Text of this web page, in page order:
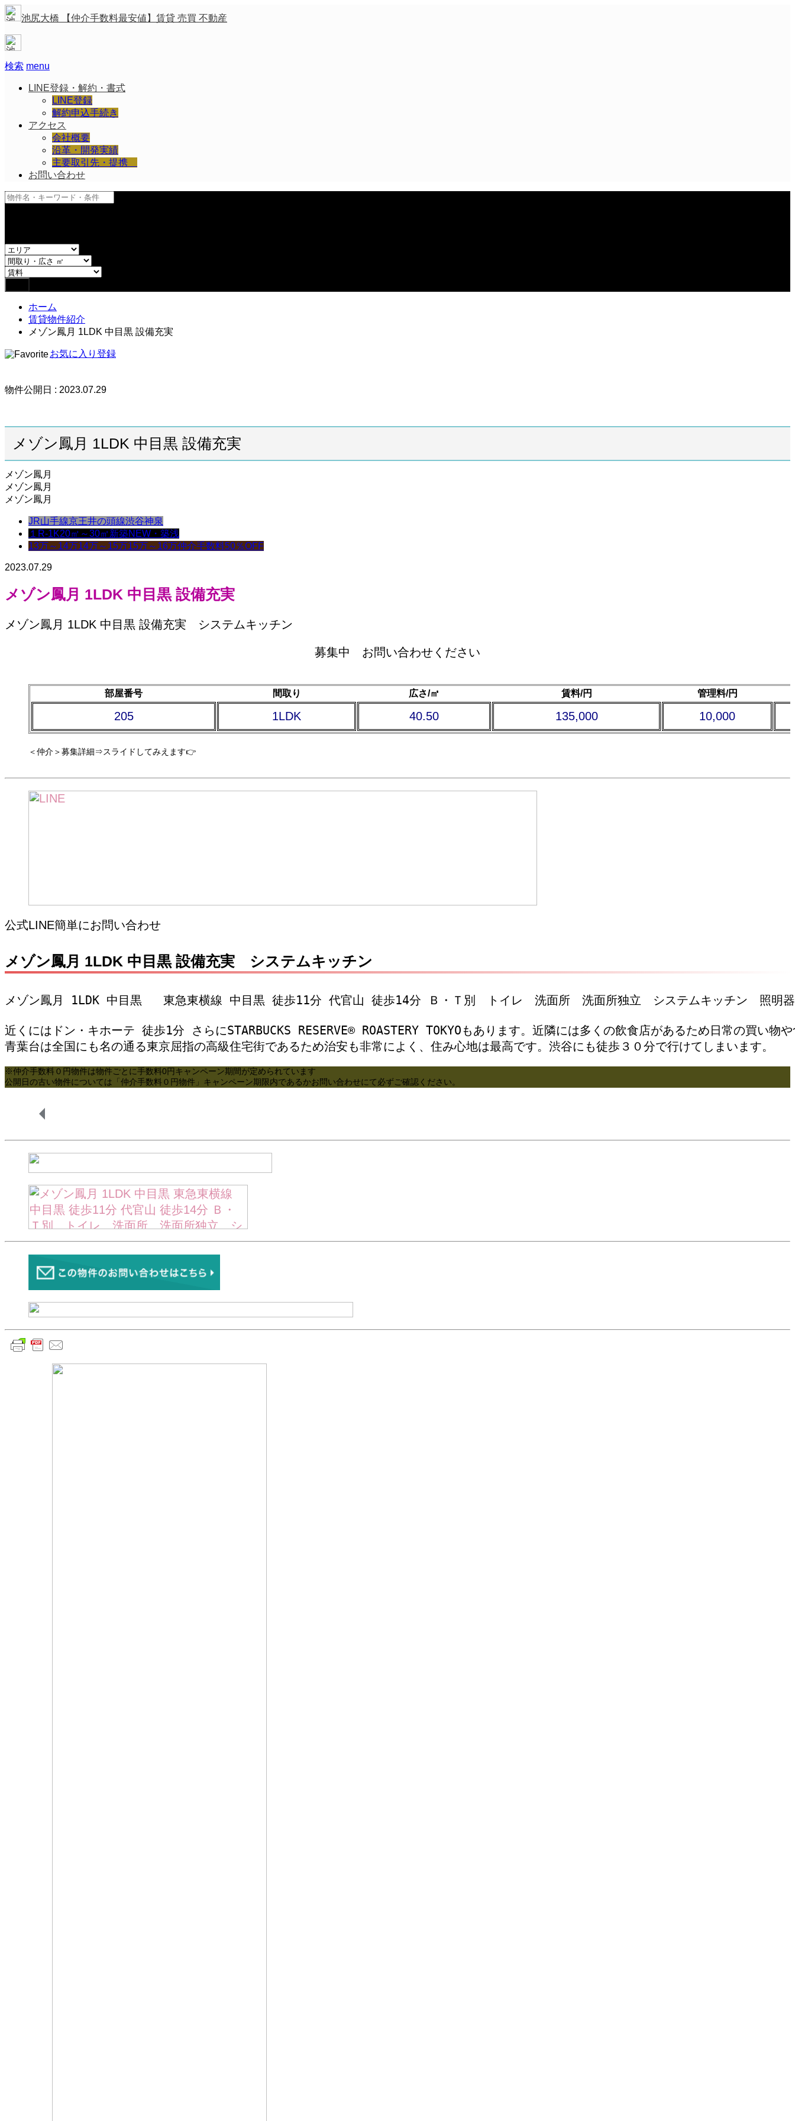
池尻大橋 【仲介手数料最安値】賃貸 売買 不動産
検索 menu
LINE登録・解約・書式
LINE登録
解約申込手続き
アクセス
会社概要
沿革・開発実績
主要取引先・提携
お問い合わせ
ホーム
賃貸物件紹介
メゾン鳳月 1LDK 中目黒 設備充実
お気に入り登録
物件公開日 : 2023.07.29
メゾン鳳月 1LDK 中目黒 設備充実
メゾン鳳月
メゾン鳳月
メゾン鳳月
JR山手線京王井の頭線渋谷神泉
１R-1K20㎡～30㎡新築NEW・築浅
13万～14万14万～15万15万～16万仲介手数料50％OFF
2023.07.29
メゾン鳳月 1LDK 中目黒 設備充実
メゾン鳳月 1LDK 中目黒 設備充実 システムキッチン
募集中 お問い合わせください
部屋番号 間取り 広さ/㎡ 賃料/円 管理料/円
205 1LDK 40.50 135,000 10,000
＜仲介＞募集詳細⇒スライドしてみえます👉
公式LINE簡単にお問い合わせ
メゾン鳳月 1LDK 中目黒 設備充実 システムキッチン
メゾン鳳月 1LDK 中目黒   東急東横線 中目黒 徒歩11分 代官山 徒歩14分 Ｂ・Ｔ別　トイレ　洗面所　洗面所独立　システムキッチン　照明
近くにはドン・キホーテ 徒歩1分 さらにSTARBUCKS RESERVE® ROASTERY TOKYOもあります。近隣には多くの飲食店があるため日常の買い物
※仲介手数料０円物件は物件ごとに手数料0円キャンペーン期間が定められています
公開日の古い物件については「仲介手数料０円物件」キャンペーン期限内であるかお問い合わせにて必ずご確認ください。